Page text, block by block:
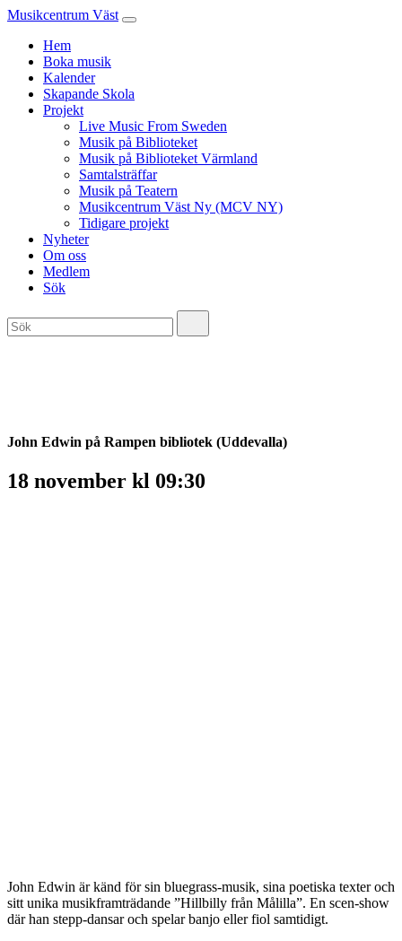
Musikcentrum Väst
Hem
Boka musik
Kalender
Skapande Skola
Projekt
Live Music From Sweden
Musik på Biblioteket
Musik på Biblioteket Värmland
Samtalsträffar
Musik på Teatern
Musikcentrum Väst Ny (MCV NY)
Tidigare projekt
Nyheter
Om oss
Medlem
Sök
John Edwin på Rampen bibliotek (Uddevalla)
18 november kl 09:30
John Edwin är känd för sin bluegrass-musik, sina poetiska texter och
sitt unika musikframträdande ”Hillbilly från Målilla”. En scen-show
där han stepp-dansar och spelar banjo eller fiol samtidigt.